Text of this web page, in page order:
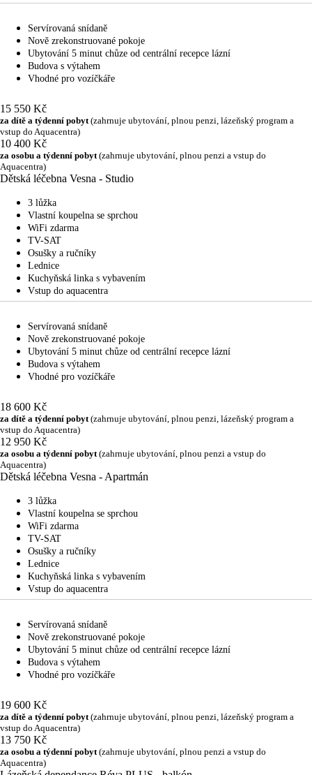
Servírovaná snídaně
Nově zrekonstruované pokoje
Ubytování 5 minut chůze od centrální recepce lázní
Budova s výtahem
Vhodné pro vozíčkáře
15 550 Kč
za dítě a týdenní pobyt (zahrnuje ubytování, plnou penzi, lázeňský program a
vstup do Aquacentra)
10 400 Kč
za osobu a týdenní pobyt (zahrnuje ubytování, plnou penzi a vstup do
Aquacentra)
Dětská léčebna Vesna - Studio
3 lůžka
Vlastní koupelna se sprchou
WiFi zdarma
TV-SAT
Osušky a ručníky
Lednice
Kuchyňská linka s vybavením
Vstup do aquacentra
Servírovaná snídaně
Nově zrekonstruované pokoje
Ubytování 5 minut chůze od centrální recepce lázní
Budova s výtahem
Vhodné pro vozíčkáře
18 600 Kč
za dítě a týdenní pobyt (zahrnuje ubytování, plnou penzi, lázeňský program a
vstup do Aquacentra)
12 950 Kč
za osobu a týdenní pobyt (zahrnuje ubytování, plnou penzi a vstup do
Aquacentra)
Dětská léčebna Vesna - Apartmán
3 lůžka
Vlastní koupelna se sprchou
WiFi zdarma
TV-SAT
Osušky a ručníky
Lednice
Kuchyňská linka s vybavením
Vstup do aquacentra
Servírovaná snídaně
Nově zrekonstruované pokoje
Ubytování 5 minut chůze od centrální recepce lázní
Budova s výtahem
Vhodné pro vozíčkáře
19 600 Kč
za dítě a týdenní pobyt (zahrnuje ubytování, plnou penzi, lázeňský program a
vstup do Aquacentra)
13 750 Kč
za osobu a týdenní pobyt (zahrnuje ubytování, plnou penzi a vstup do
Aquacentra)